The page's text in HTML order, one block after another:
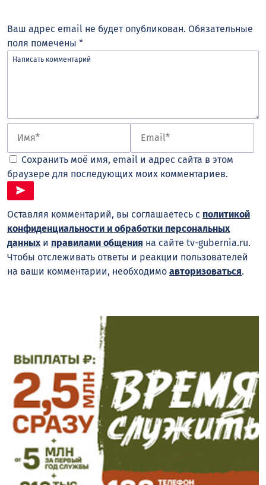
Ваш адрес email не будет опубликован. Обязательные
поля помечены *
Сохранить моё имя, email и адрес сайта в этом
браузере для последующих моих комментариев.
Оставляя комментарий, вы соглашаетесь с политикой
конфиденциальности и обработки персональных
данныхи правилами общения на сайте tv-gubernia.ru.
Чтобы отслеживать ответы и реакции пользователей
на ваши комментарии, необходимо авторизоваться.